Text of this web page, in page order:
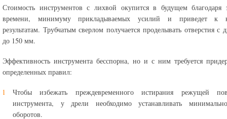
Стоимость инструментов с лихвой окупится в будущем благодаря
времени, минимуму прикладываемых усилий и приведет к
результатам. Трубчатым сверлом получается проделывать отверстия с
до 150 мм.
Эффективность инструмента бесспорна, но и с ним требуется
определенных правил:
Чтобы избежать преждевременного истирания режущей
инструмента, у дрели необходимо устанавливать
оборотов.